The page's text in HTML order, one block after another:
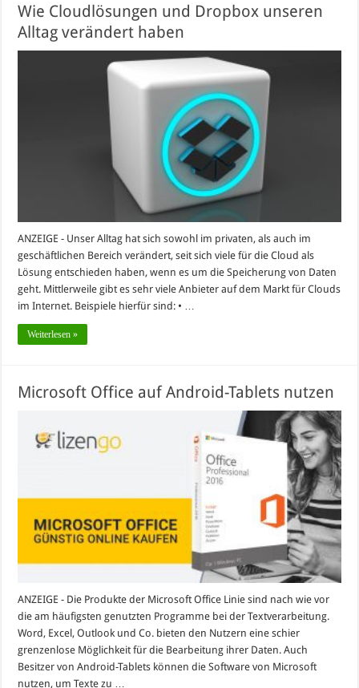
Wie Cloudlösungen und Dropbox unseren
Alltag verändert haben
ANZEIGE - Unser Alltag hat sich sowohl im privaten, als auch im
geschäftlichen Bereich verändert, seit sich viele für die Cloud als
Lösung entschieden haben, wenn es um die Speicherung von Daten
geht. Mittlerweile gibt es sehr viele Anbieter auf dem Markt für Clouds
im Internet. Beispiele hierfür sind: • …
Weiterlesen »
Microsoft Office auf Android-Tablets nutzen
ANZEIGE - Die Produkte der Microsoft Office Linie sind nach wie vor
die am häufigsten genutzten Programme bei der Textverarbeitung.
Word, Excel, Outlook und Co. bieten den Nutzern eine schier
grenzenlose Möglichkeit für die Bearbeitung ihrer Daten. Auch
Besitzer von Android-Tablets können die Software von Microsoft
nutzen, um Texte zu …